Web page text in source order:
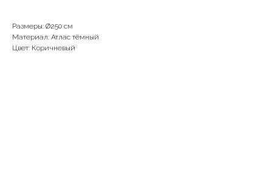
Размеры: Ø250 см
Материал: Атлас тёмный
Цвет: Коричневый